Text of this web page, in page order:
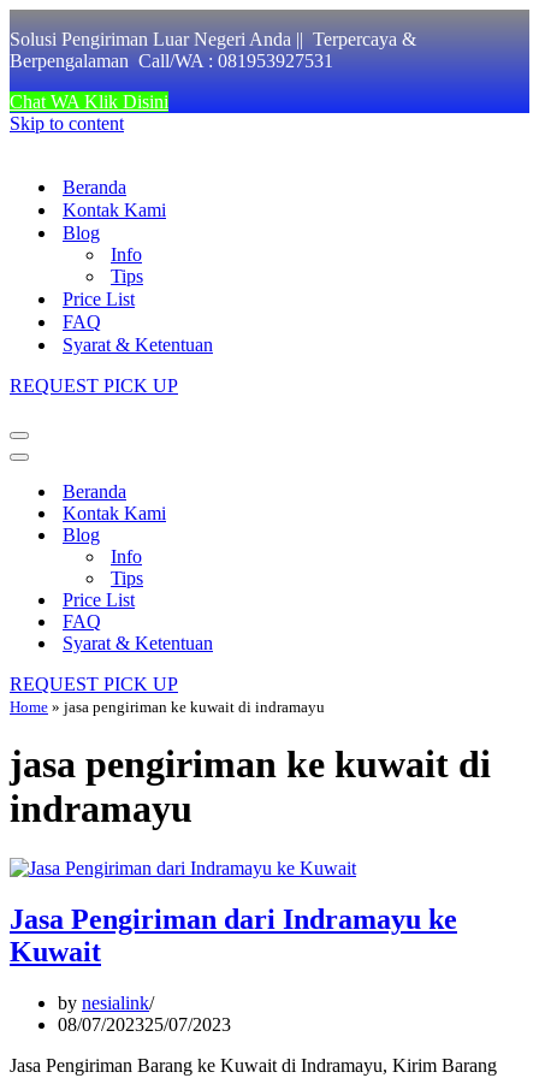
Solusi Pengiriman Luar Negeri Anda || Terpercaya &
Berpengalaman Call/WA : 081953927531
Chat WA Klik Disini
Skip to content
Beranda
Kontak Kami
Blog
Info
Tips
Price List
FAQ
Syarat & Ketentuan
REQUEST PICK UP
Navigation
Menu
Navigation
Beranda
Kontak Kami
Blog
Info
Tips
Price List
FAQ
Syarat & Ketentuan
REQUEST PICK UP
Home » jasa pengiriman ke kuwait di indramayu
jasa pengiriman ke kuwait di
indramayu
Jasa Pengiriman dari Indramayu ke
Kuwait
by nesialink
08/07/202325/07/2023
Jasa Pengiriman Barang ke Kuwait di Indramayu, Kirim Barang